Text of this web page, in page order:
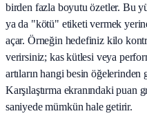
birden fazla boyutu özetler. Bu
ya da "kötü" etiketi vermek
açar. Örneğin hedefiniz kilo
verirsiniz; kas kütlesi veya
artıların hangi besin
Karşılaştırma ekranındaki puan
saniyede mümkün hale getirir.